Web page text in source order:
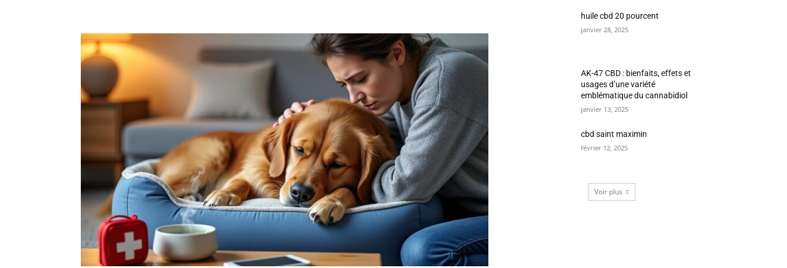
huile cbd 20 pourcent
janvier 28, 2025
AK-47 CBD : bienfaits, effets et
usages d’une variété
emblématique du cannabidiol
janvier 13, 2025
cbd saint maximin
février 12, 2025
Voir plus